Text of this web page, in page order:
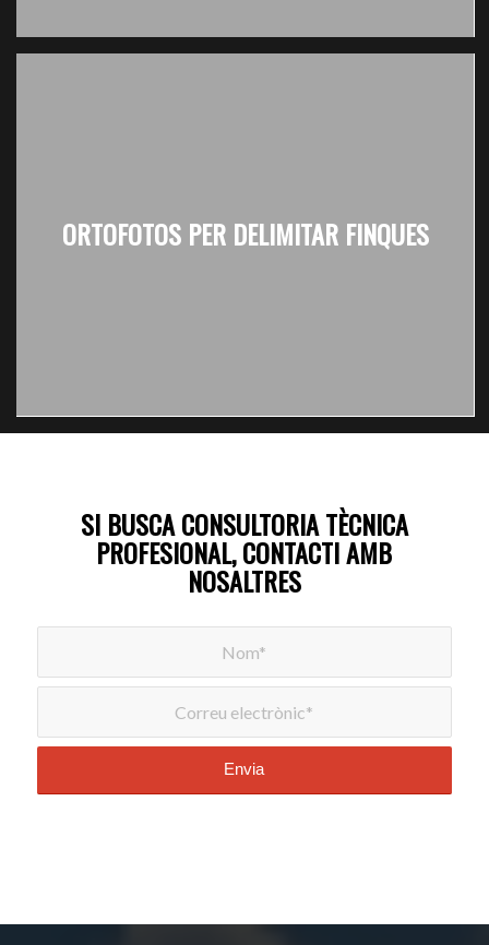
ORTOFOTOS PER DELIMITAR FINQUES
SI BUSCA CONSULTORIA TÈCNICA
PROFESIONAL, CONTACTI AMB
NOSALTRES